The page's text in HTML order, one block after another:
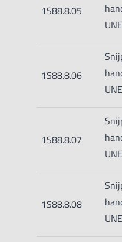
1S88.8.05
1S88.8.06
1S88.8.07
1S88.8.08